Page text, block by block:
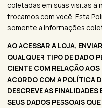
coletadas em suas visitas à
trocamos com você. Esta
somente a informações
AO ACESSAR A LOJA,
QUALQUER TIPO DE DADO
CIENTE COM RELAÇÃO
ACORDO COM A POLÍTICA
DESCREVE AS
SEUS DADOS PESSOAIS